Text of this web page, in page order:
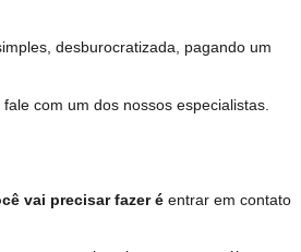
desburocratizada, pagando um
com um dos nossos especialistas.
vai precisar fazer é entrar em contato